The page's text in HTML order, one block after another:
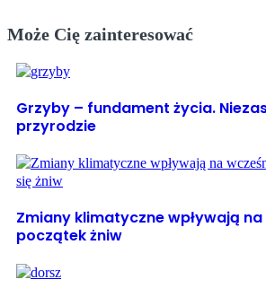
Może Cię zainteresować
Grzyby – fundament życia.
przyrodzie
Zmiany klimatyczne wpływają
początek żniw